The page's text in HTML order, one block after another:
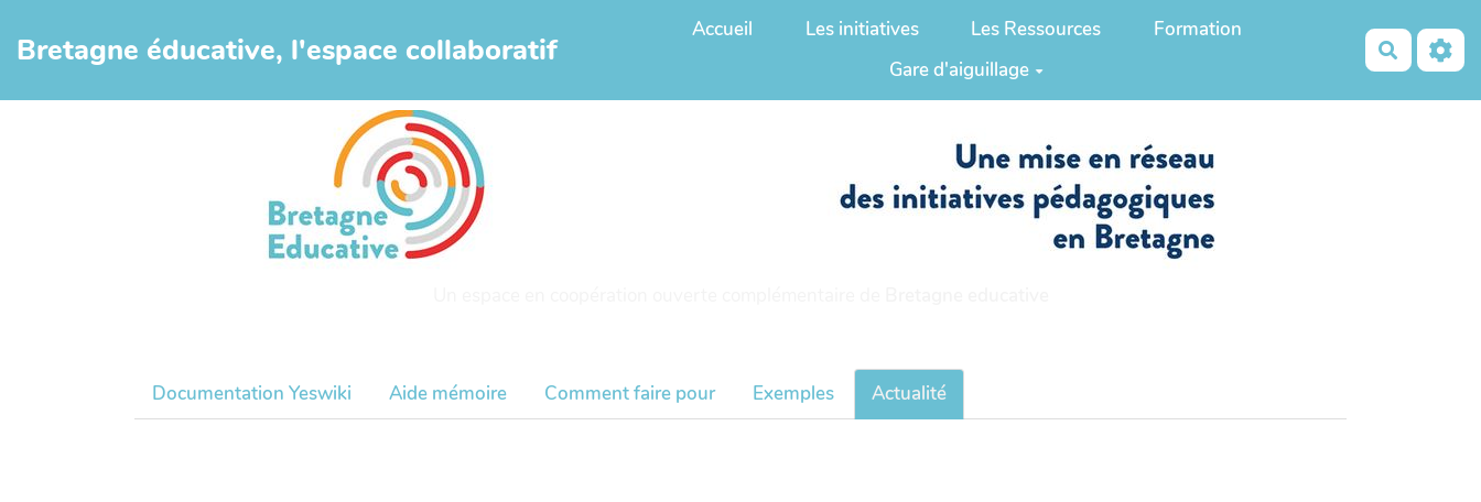
Bretagne éducative, l'espace collaboratif
Accueil Les initiatives Les Ressources
Formation
Gare d'aiguillage
Documentation Yeswiki Aide mémoire Comment faire pour Exemples Actualité